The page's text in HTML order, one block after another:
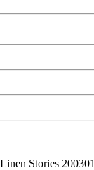
Stories 200301